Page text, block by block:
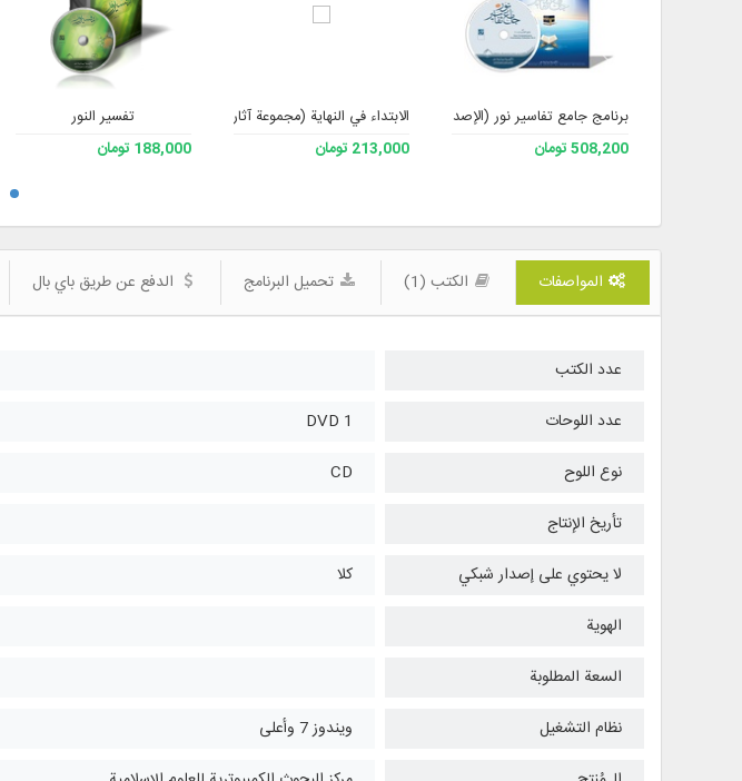
برنامج جامع تفاسير نور (الإصدار 4)
508,200 تومان
الابتداء في النهاية (مجموعة آثار الأستاذ علي صفايي حائري - رحمه الله) -
213,000 تومان
تفسیر النور
188,000 تومان
المواصفات الكتب (1) تحميل البرنامج الدفع عن طريق باي بال
عدد الكتب
عدد اللوحات
1 DVD
نوع اللوح
CD
تأريخ الإنتاج
لا يحتوي على إصدار شبكي
كلا
الهوية
السعة المطلوبة
نظام التشغیل
ويندوز 7 وأعلی